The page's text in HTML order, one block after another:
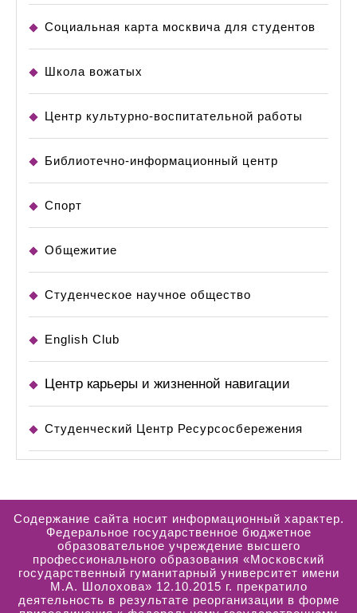
Социальная карта москвича для студентов
Школа вожатых
Центр культурно-воспитательной работы
Библиотечно-информационный центр
Спорт
Общежитие
Студенческое научное общество
English Club
Центр карьеры и жизненной навигации
Студенческий Центр Ресурсосбережения
Содержание сайта носит информационный характер.
Федеральное государственное бюджетное
образовательное учреждение высшего
профессионального образования «Московский
государственный гуманитарный университет имени
М.А. Шолохова» 12.10.2015 г. прекратило
деятельность в результате реорганизации в форме